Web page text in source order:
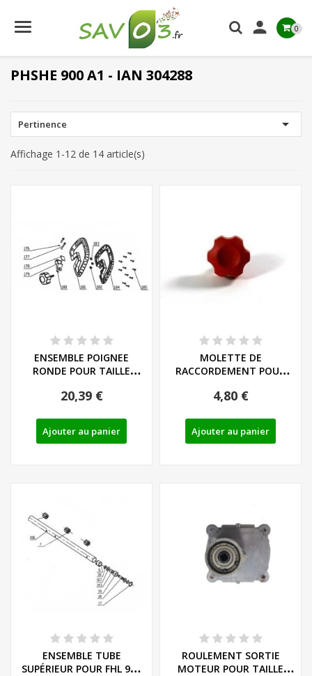
 0
PHSHE 900 A1 - IAN 304288
Pertinence 
Affichage 1-12 de 14 article(s)
ENSEMBLE POIGNEE
RONDE POUR TAILLE
20,39 €
Ajouter au panier
MOLETTE DE
RACCORDEMENT POUR
E5...
4,80 €
Ajouter au panier
ENSEMBLE TUBE
SUPÉRIEUR POUR FHL 900
ROULEMENT SORTIE
MOTEUR POUR TAILLE